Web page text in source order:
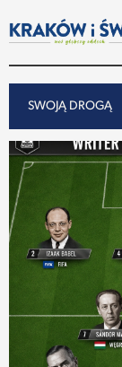
SWOJĄ DROGĄ
SWOJĄ
NOTY ZE ŚWIATA
PO KRAKOSKU